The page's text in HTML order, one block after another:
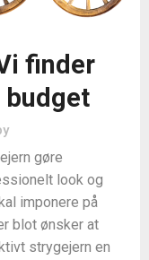
finder
gøre
look og
imponere på
blot ønsker at
strygejern en